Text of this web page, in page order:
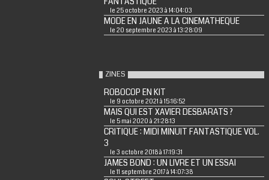
le 25 octobre 2023 à 14:04:03
MODE EN JAUNE A LA CINEMATHEQUE
le 20 septembre 2023 à 13:28:09
ZINES
ROBOCOP EN KIT
le 9 octobre 2021 à 15:16:52
MAIS QUI EST XAVIER DESBARATS ?
le 5 mai 2020 à 21:28:13
CRITIQUE : MIDI MINUIT FANTASTIQUE VOL.
3
le 3 octobre 2018 à 17:19:31
JAMES BOND : UN LIVRE ET UN ESSAI
le 11 septembre 2017 à 14:07:38